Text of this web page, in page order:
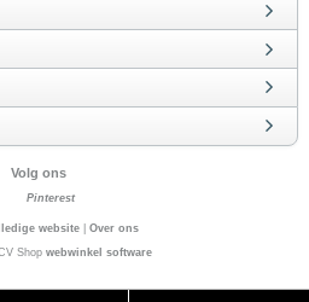
Volg ons
Pinterest
website
Over ons
Shop webwinkel software